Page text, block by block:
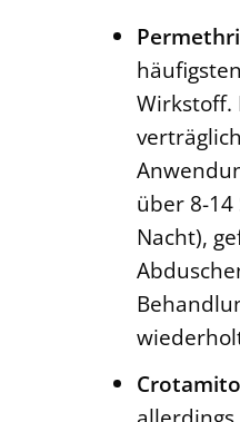
Wirkstoff.
über 8-14
Nacht),